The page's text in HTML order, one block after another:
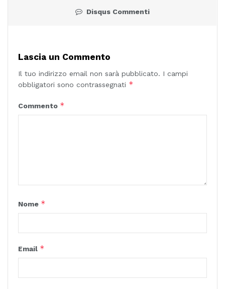
Disqus Commenti
Lascia un Commento
Il tuo indirizzo email non sarà pubblicato. I campi
obbligatori sono contrassegnati *
Commento *
Nome *
Email *